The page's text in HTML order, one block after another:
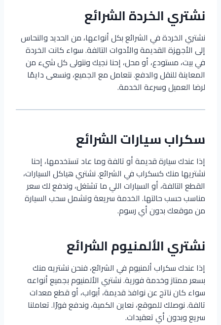
نشتري الخردة الشرائع
نشتري الخردة في الشرائع بكل أنواعها، من الحديد والنحاس
إلى الأجهزة القديمة والأدوات التالفة. سواء كانت الخردة
في بيت، مستودع، أو محل، إحنا نجيك ونتولى كل شيء من
المعاينة للنقل والدفع. نتعامل مع الجميع، ونسعى دايمًا
لرضا العميل وسرعة الخدمة.
سكراب سيارات الشرائع
إذا عندك سيارة قديمة أو تالفة وما عاد تستخدمها، إحنا
نشتريها منك كسكراب في الشرائع. نشتري هياكل السيارات،
القطع التالفة، أو السيارات اللي ما تشتغل، وندفع لك سعر
مناسب حسب حالتها. الخدمة سريعة وتشمل سحب السيارة
من موقعك بدون أي رسوم.
نشتري الألمنيوم الشرائع
إذا عندك سكراب ألمنيوم في الشرائع، فنحن نشتريه منك
بسعر ممتاز وخدمة فورية. نشتري الألمنيوم بجميع أنواعه
سواء كان ناتج عن نوافذ قديمة، أبواب، أو قطع معدات
تالفة. نوصلك للموقع، نعاين الكمية، وندفع فورًا. تعاملنا
سريع وبدون أي تعقيدات.